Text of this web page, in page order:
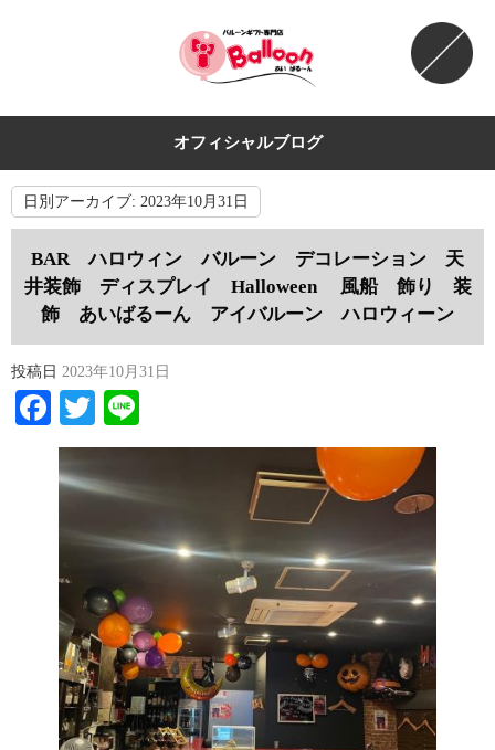
オフィシャルブログ
日別アーカイブ: 2023年10月31日
BAR ハロウィン バルーン デコレーション 天
井装飾 ディスプレイ Halloween 風船 飾り 装
飾 あいばるーん アイバルーン ハロウィーン
投稿日 2023年10月31日
Facebook
Twitter